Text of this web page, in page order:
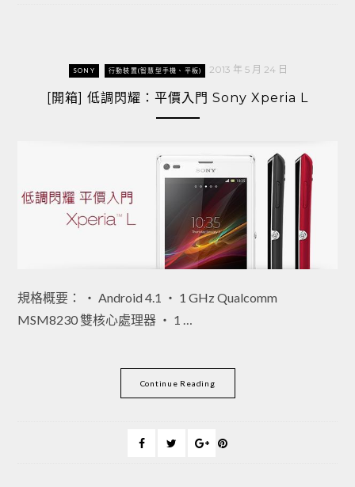
SONY 行動裝置(智慧型手機、平板) 2013 年 5 月 24 日
[開箱] 低調閃耀：平價入門 Sony Xperia L
規格概要： ‧ Android 4.1 ‧ 1 GHz Qualcomm
MSM8230 雙核心處理器 ‧ 1 …
Continue Reading